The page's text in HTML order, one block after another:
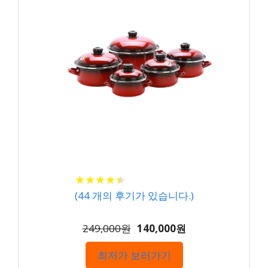
★★★★★
★★★★★
(44개의 후기가 있습니다.)
249,000원 140,000원
최저가 보러가기